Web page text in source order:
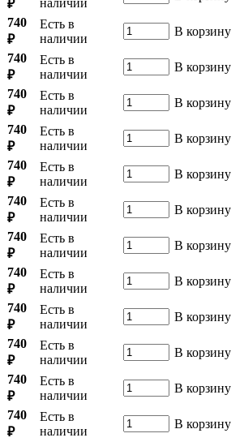
₽
740
₽
Есть в
наличии
В корзину
740
₽
Есть в
наличии
В корзину
740
₽
Есть в
наличии
В корзину
740
₽
Есть в
наличии
В корзину
740
₽
Есть в
наличии
В корзину
740
₽
Есть в
наличии
В корзину
740
₽
Есть в
наличии
В корзину
740
₽
Есть в
наличии
В корзину
740
₽
Есть в
наличии
В корзину
740
₽
Есть в
наличии
В корзину
740
₽
Есть в
наличии
В корзину
740
₽
Есть в
наличии
В корзину